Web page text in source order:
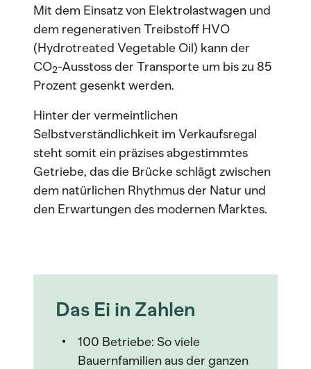
Mit dem Einsatz von Elektrolastwagen und
dem regenerativen Treibstoff HVO
(Hydrotreated Vegetable Oil) kann der
CO2-Ausstoss der Transporte um bis zu 85
Prozent gesenkt werden.
Hinter der vermeintlichen
Selbstverständlichkeit im Verkaufsregal
steht somit ein präzises abgestimmtes
Getriebe, das die Brücke schlägt zwischen
dem natürlichen Rhythmus der Natur und
den Erwartungen des modernen Marktes.
Das Ei in Zahlen
100 Betriebe: So viele
Bauernfamilien aus der ganzen